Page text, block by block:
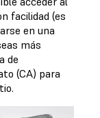
facilidad (es
en una
más
de
(CA) para